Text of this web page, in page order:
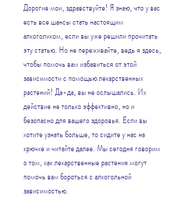
Дорогие мои, здравствуйте! Я знаю, что у вас
есть все шансы стать настоящим
алкоголиком, если вы уже решили прочитать
эту статью. Но не переживайте, ведь я здесь,
чтобы помочь вам избавиться от этой
зависимости с помощью лекарственных
растений! Да-да, вы не ослышались. Их
действие не только эффективно, но и
безопасно для вашего здоровья. Если вы
хотите узнать больше, то сидите у нас на
крючке и читайте далее. Мы сегодня говорим
о том, как лекарственные растения могут
помочь вам бороться с алкогольной
зависимостью.